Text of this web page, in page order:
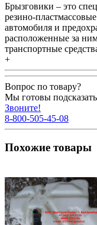
Брызговики – это
резино-
автомобиля и
расположенные за
транспортные
+
Вопрос по товару?
Мы готовы подсказать
Звоните!
8-800-505-45-08
Похожие товары